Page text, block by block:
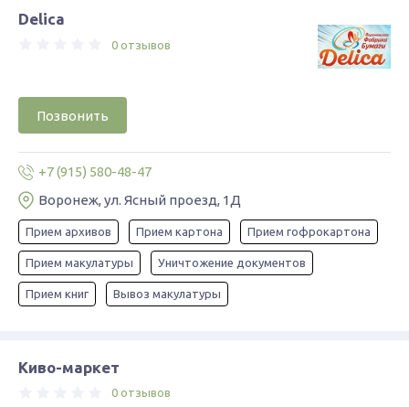
Delica
0 отзывов
Позвонить
+7 (915) 580-48-47
Воронеж, ул. Ясный проезд, 1Д
Прием архивов Прием картона Прием гофрокартона
Прием макулатуры Уничтожение документов
Прием книг Вывоз макулатуры
Киво-маркет
0 отзывов